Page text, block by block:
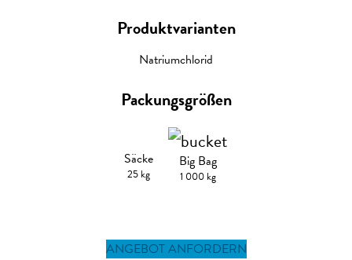
Produktvarianten
Natriumchlorid
Packungsgrößen
Säcke
25 kg
Big Bag
1 000 kg
ANGEBOT ANFORDERN